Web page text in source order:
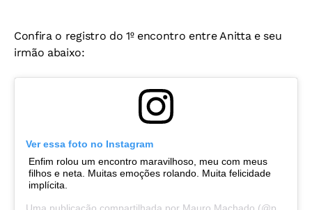
Confira o registro do 1º encontro entre Anitta e seu
irmão abaixo:
Ver essa foto no Instagram
Enfim rolou um encontro maravilhoso, meu com meus
filhos e neta. Muitas emoções rolando. Muita felicidade
implícita.